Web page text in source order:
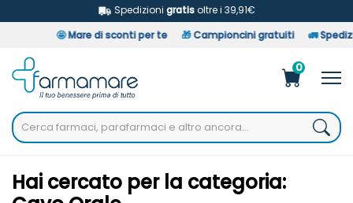
Spedizioni gratisoltre i 39,91€
Mare di sconti per te🎁 Campioncini gratuiti 🚛
0
Home Categorie Farmaci Cavo Orale
Hai cercato per la categoria: